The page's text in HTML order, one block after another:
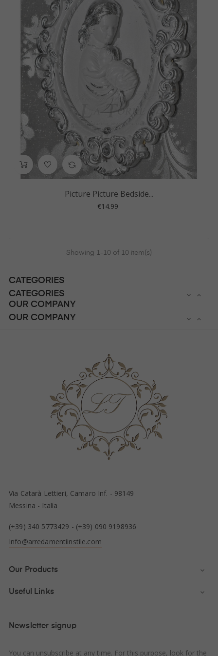
Picture Picture Bedside...
Price
€14.99
Showing 1-10 of 10 item(s)
CATEGORIES
CATEGORIES
 
OUR COMPANY
OUR COMPANY
 
Via Catarà Lettieri, Camaro Inf. - 98149
Messina - Italia
(+39) 340 5773429 - (+39) 090 9198936
Info@arredamentiinstile.com
Our Products 
Useful Links 
Newsletter signup
You can unsubscribe at any time. For this purpose, look for the